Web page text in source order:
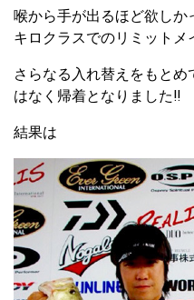
喉から手が出るほど欲しか
キロクラスでのリミットメ
さらなる入れ替えをもと
はなく帰着となりました‼︎
結果は